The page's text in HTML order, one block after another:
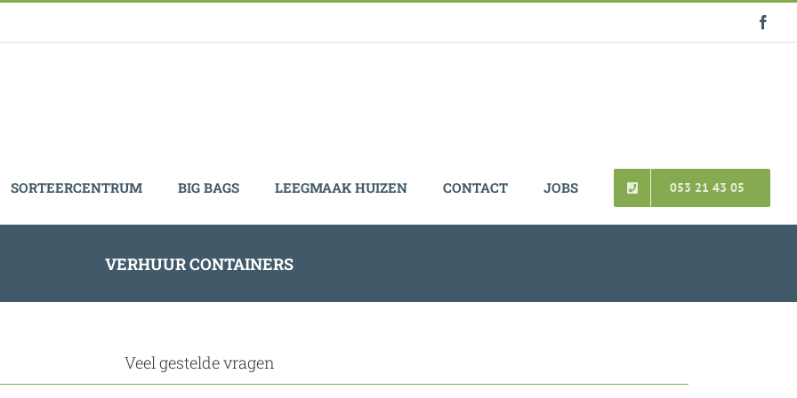
SORTEERCENTRUM BIG BAGS LEEGMAAK HUIZEN CONTACT JOBS 053 21 43 05
VERHUUR CONTAINERS
Veel gestelde vragen